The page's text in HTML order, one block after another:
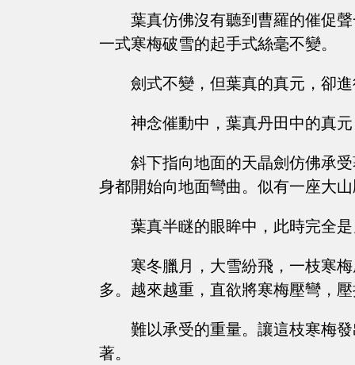
葉真仿佛沒有聽到曹羅的催促
一式寒梅破雪的起手式絲毫不變。
劍式不變，但葉真的真元，卻
神念催動中，葉真丹田中的真
斜下指向地面的天晶劍仿佛承
身都開始向地面彎曲。似有一座大
葉真半瞇的眼眸中，此時完全
寒冬臘月，大雪紛飛，一枝寒
多。越來越重，直欲將寒梅壓彎，
難以承受的重量。讓這枝寒梅
著。